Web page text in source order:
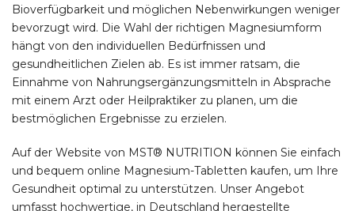
Bioverfügbarkeit und möglichen Nebenwirkungen weniger
bevorzugt wird. Die Wahl der richtigen Magnesiumform
hängt von den individuellen Bedürfnissen und
gesundheitlichen Zielen ab. Es ist immer ratsam, die
Einnahme von Nahrungsergänzungsmitteln in Absprache
mit einem Arzt oder Heilpraktiker zu planen, um die
bestmöglichen Ergebnisse zu erzielen.
Auf der Website von MST® NUTRITION können Sie einfach
und bequem online Magnesium-Tabletten kaufen, um Ihre
Gesundheit optimal zu unterstützen. Unser Angebot
umfasst hochwertige, in Deutschland hergestellte